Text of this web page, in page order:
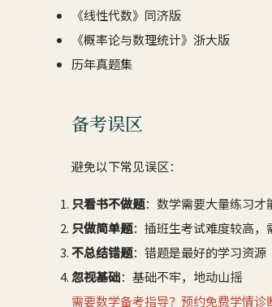
《线性代数》同济版
《概率论与数理统计》浙大版
历年真题集
备考误区
避免以下常见误区：
只看书不做题：数学需要大量练习才
只做简单题：插班生考试难度较高，
不总结错题：错题是最好的学习资源
忽视基础：基础不牢，地动山摇
需要数学备考指导？预约免费学情